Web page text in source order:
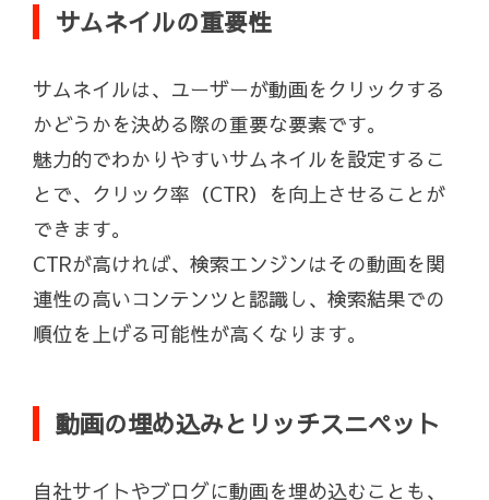
サムネイルの重要性
サムネイルは、ユーザーが動画をクリックする
かどうかを決める際の重要な要素です。
魅力的でわかりやすいサムネイルを設定するこ
とで、クリック率（CTR）を向上させることが
できます。
CTRが高ければ、検索エンジンはその動画を関
連性の高いコンテンツと認識し、検索結果での
順位を上げる可能性が高くなります。
動画の埋め込みとリッチスニペット
自社サイトやブログに動画を埋め込むことも、